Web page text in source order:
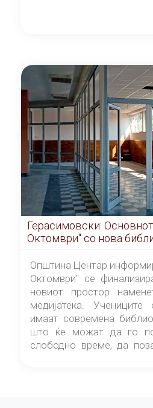
Герасимовски:
Октомври" со нова
од септември
Општина Центар
Октомври" се
новиот простор
медијатека.
имаат современа
што ќе можат да го
слободно време, да